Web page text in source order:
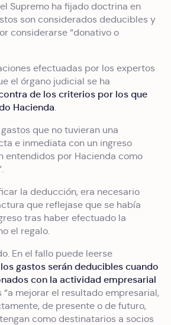
el Supremo ha fijado doctrina en
son considerados deducibles y
considerarse “donativo o
efectuadas por los expertos
el órgano judicial se ha
de los criterios por los que
Hacienda.
que no tuvieran una
e inmediata con un ingreso
entendidos por Hacienda como
la deducción, era necesario
que reflejase que se había
tras haber efectuado la
el regalo.
En el fallo puede leerse
los gastos serán deducibles cuando
con la actividad empresarial
mejorar el resultado empresarial,
de presente o de futuro,
como destinatarios a socios